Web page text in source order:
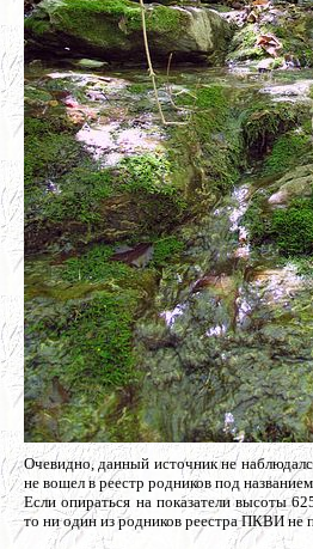
Очевидно, данный источник не
не вошел в реестр родников под
Если опираться на показатели высоты
то ни один из родников реестра ПКВИ не